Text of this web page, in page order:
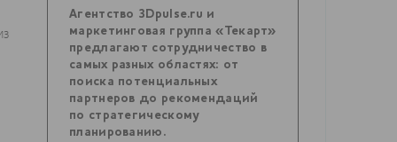
Агентство 3Dpulse.ru и
маркетинговая группа «Текарт»
предлагают сотрудничество в
самых разных областях: от
поиска потенциальных
партнеров до рекомендаций
по стратегическому
планированию.